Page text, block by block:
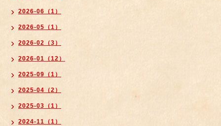
2026-06（1）
2026-05（1）
2026-02（3）
2026-01（12）
2025-09（1）
2025-04（2）
2025-03（1）
2024-11（1）